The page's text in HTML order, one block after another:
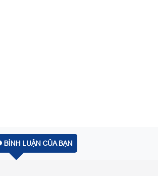
BÌNH LUẬN CỦA BẠN